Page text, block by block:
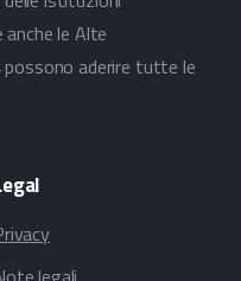
le Alte
aderire tutte le